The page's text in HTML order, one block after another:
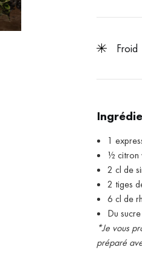
froid
1
½ citron
2 cl de
2 tiges
6 cl de
Du
*Je vous
préparé